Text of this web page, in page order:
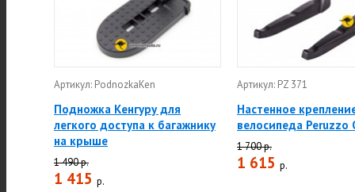
Артикул: PodnozkaKen
Подножка Кенгуру для
легкого доступа к багажнику
на крыше
1 490 р.
1 415 р.
Артикул: PZ 371
Настенное
велосипеда Peruzzo
1 700 р.
1 615 р.